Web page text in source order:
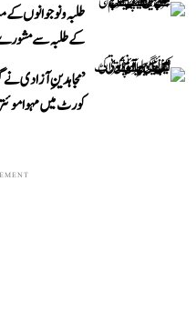
طلبہ و نوجوانوں
کے طلبہ سے
’مجاہدینِ آزادی
کورٹ میں مہوا